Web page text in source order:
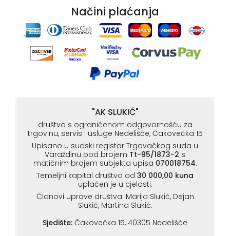
Načini plaćanja
"AK SLUKIĆ"
društvo s ograničenom odgovornošću za
trgovinu, servis i usluge Nedelišće, Čakovečka 15
Upisano u sudski registar Trgovačkog suda u
Varaždinu pod brojem Tt-95/1873-2 s
matičnim brojem subjekta upisa 070018754.
Temeljni kapital društva od 30 000,00 kuna
uplaćen je u cjelosti.
Članovi uprave društva: Marija Slukić, Dejan
Slukić, Martina Slukić.
Sjedište: Čakovečka 15, 40305 Nedelišće